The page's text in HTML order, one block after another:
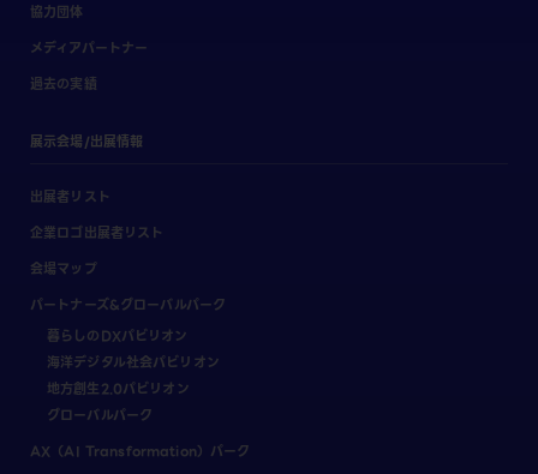
協力団体
メディアパートナー
過去の実績
展示会場/出展情報
出展者リスト
企業ロゴ出展者リスト
会場マップ
パートナーズ&グローバルパーク
暮らしのDXパビリオン
海洋デジタル社会パビリオン
地方創生2.0パビリオン
グローバルパーク
AX（AI Transformation）パーク